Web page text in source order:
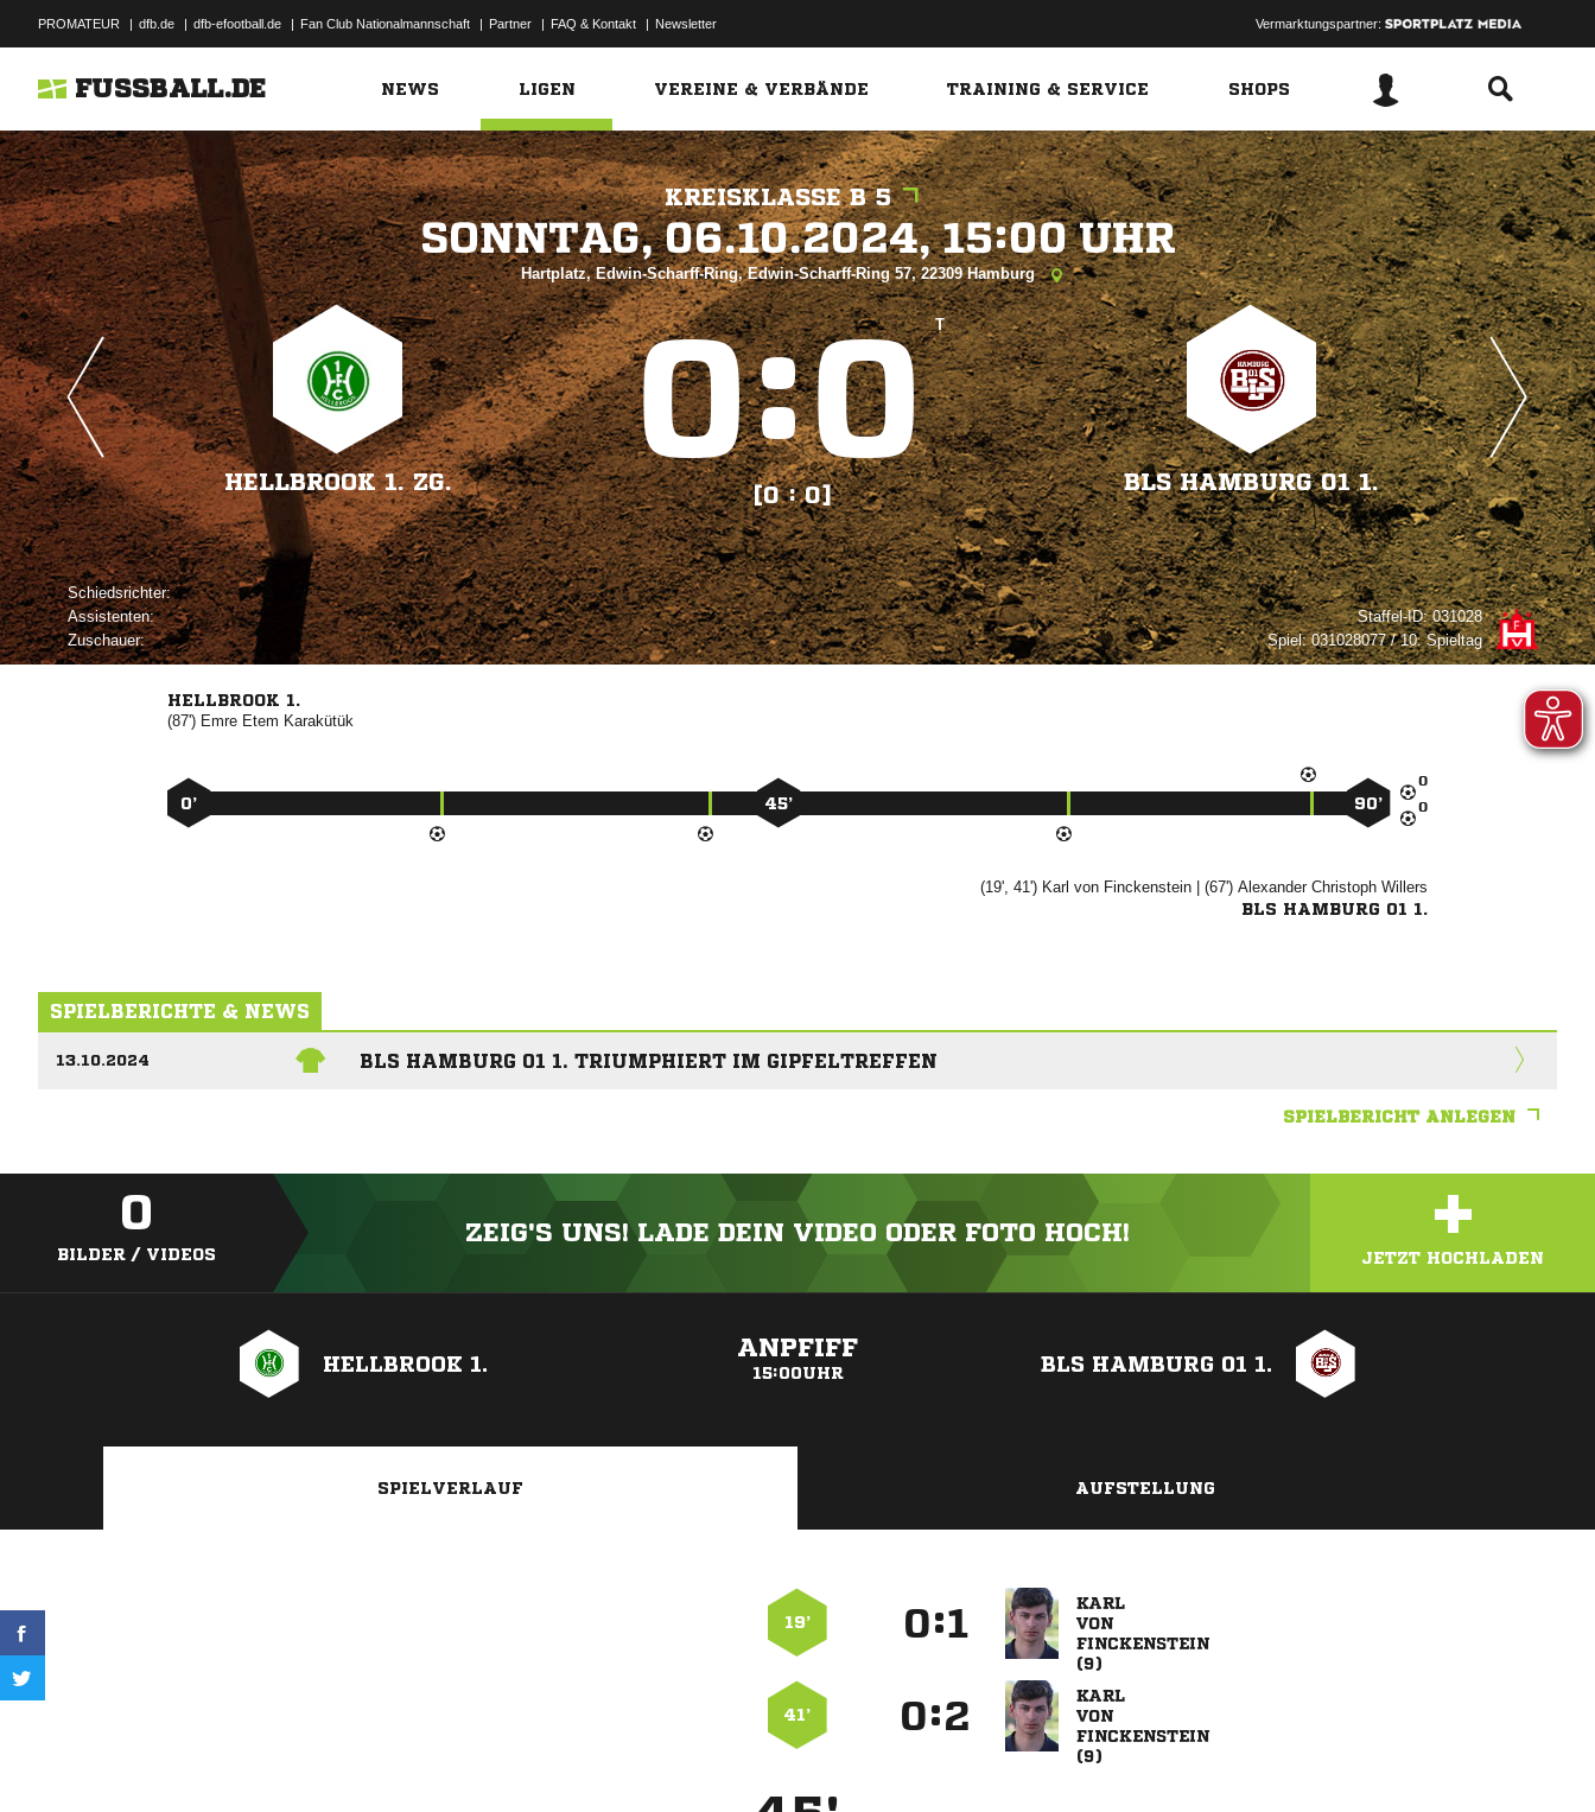
PROMATEUR | dfb.de | dfb-efootball.de | Fan Club Nationalmannschaft | Partner | FAQ & Kontakt | Newsletter Vermarktungspartner:
FUSSBALL.DE NEWS LIGEN VEREINE & VERBÄNDE TRAINING & SERVICE SHOPS
KREISKLASSE B 5
   
Hartplatz, Edwin-Scharff-Ring, Edwin-Scharff-Ring 57, 22309 Hamburg
HELLBROOK 1. ZG.
: T
[0 : 0]
BLS HAMBURG 01 1.
Schiedsrichter:
Assistenten:
Zuschauer:
Staffel-ID:031028
Spiel:031028077 / 10. Spieltag
HELLBROOK 1.
(87')   


0’ 45’ 90’
(19', 41')    | (67')  
BLS HAMBURG 01 1.
SPIELBERICHTE & NEWS
13.10.2024 BLS HAMBURG 01 1. TRIUMPHIERT IM GIPFELTREFFEN
SPIELBERICHT ANLEGEN
0
BILDER / VIDEOS
ZEIG'S UNS! LADE DEIN VIDEO ODER FOTO HOCH! +
JETZT HOCHLADEN
HELLBROOK 1.
ANPFIFF
15:00UHR BLS HAMBURG 01 1.
SPIELVERLAUF AUFSTELLUNG
19’ :




41’ :



